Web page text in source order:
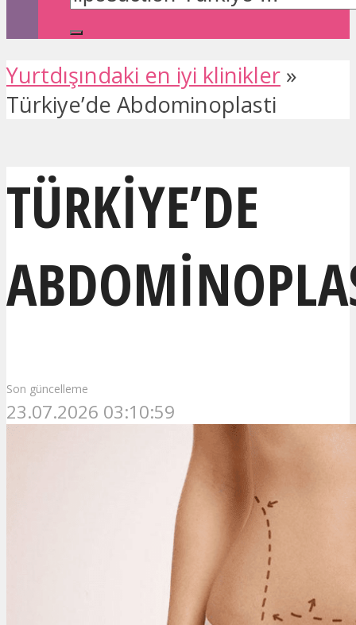
Yurtdışındaki en iyi klinikler »
Türkiye’de Abdominoplasti
TÜRKIYE’DE
Son güncelleme
23.07.2026 03:10:59